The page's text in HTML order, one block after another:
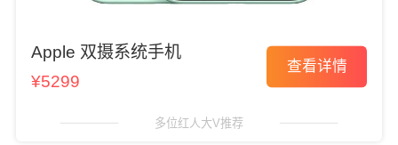
Apple 双摄系统手机
¥5299
查看详情
多位红人大V推荐